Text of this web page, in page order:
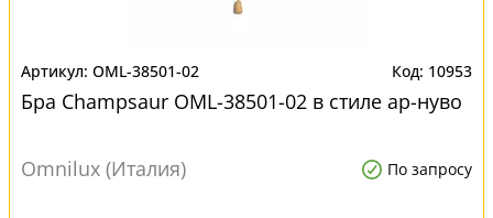
OML-38501-02 10953
Бра Champsaur OML-38501-02 в стиле ар-нуво
Omnilux (Италия) По запросу